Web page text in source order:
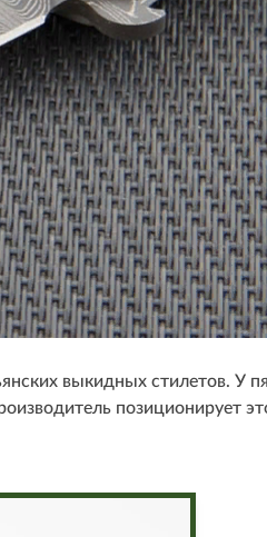
выкидных стилетов. У
позиционирует